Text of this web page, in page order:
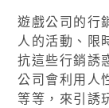
遊戲公司的行
人的活動、限
抗這些行銷誘
公司會利用人
等等，來引誘